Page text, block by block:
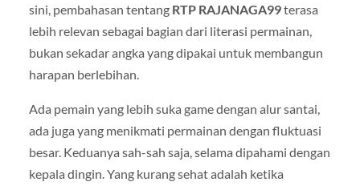
sini, pembahasan tentang RTP RAJANAGA99terasa
lebih relevan sebagai bagian dari literasi permainan,
bukan sekadar angka yang dipakai untuk membangun
harapan berlebihan.
Ada pemain yang lebih suka game dengan alur santai,
ada juga yang menikmati permainan dengan fluktuasi
besar. Keduanya sah-sah saja, selama dipahami dengan
kepala dingin. Yang kurang sehat adalah ketika